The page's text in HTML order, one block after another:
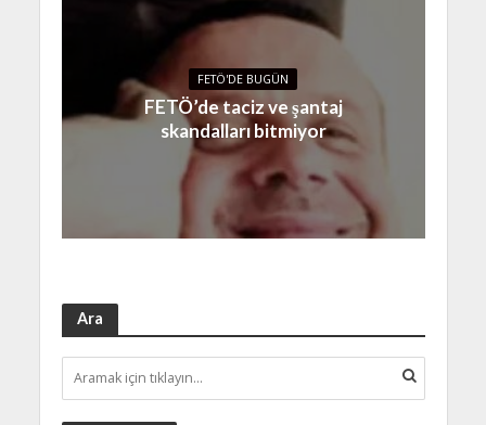
FETÖ'DE BUGÜN
FETÖ’de taciz ve şantaj
skandalları bitmiyor
Ara